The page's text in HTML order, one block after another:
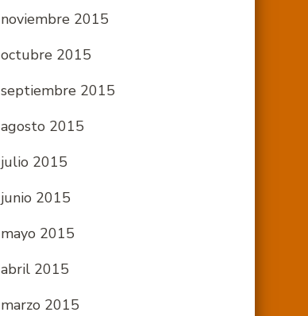
noviembre 2015
octubre 2015
septiembre 2015
agosto 2015
julio 2015
junio 2015
mayo 2015
abril 2015
marzo 2015